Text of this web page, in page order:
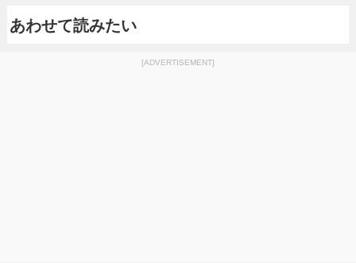
あわせて読みたい
[ADVERTISEMENT]